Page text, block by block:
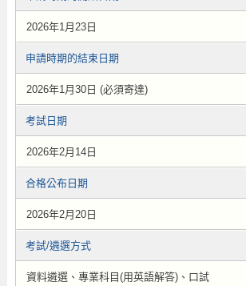
2026年1月23日
申請時期的結束日期
2026年1月30日 (必須寄達)
考試日期
2026年2月14日
合格公布日期
2026年2月20日
考試/遴選方式
資料遴選、專業科目(用英語解答)、口試